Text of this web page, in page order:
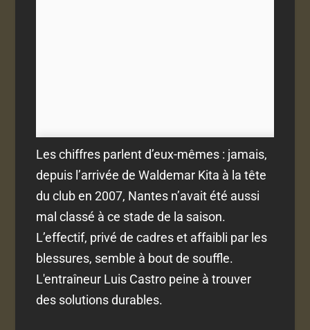
Les chiffres parlent d’eux-mêmes : jamais,
depuis l’arrivée de Waldemar Kita à la tête
du club en 2007, Nantes n’avait été aussi
mal classé à ce stade de la saison.
L’effectif, privé de cadres et affaibli par les
blessures, semble à bout de souffle.
L'entraîneur Luis Castro peine à trouver
des solutions durables.